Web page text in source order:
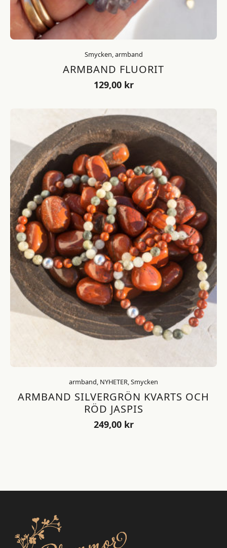
Smycken, armband
ARMBAND FLUORIT
129,00 kr
armband, NYHETER, Smycken
ARMBAND SILVERGRÖN KVARTS OCH
RÖD JASPIS
249,00 kr